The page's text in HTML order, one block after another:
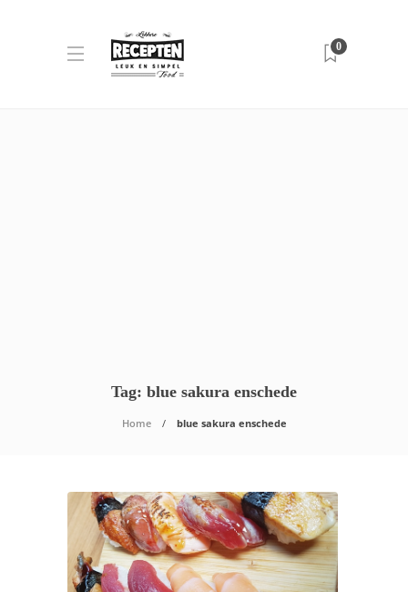
0
Tag: blue sakura enschede
Home blue sakura enschede